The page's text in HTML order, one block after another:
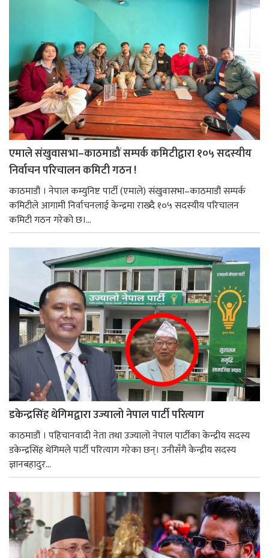
एमाले संखुवासभा–काठमाडौं सम्पर्क कमिटीद्वारा १०५ सदस्यीय
निर्वाचन परिचालन कमिटी गठन !
काठमाडौं । नेपाल कम्युनिष्ट पार्टी (एमाले) संखुवासभा–काठमाडौं सम्पर्क
कमिटीले आगामी निर्वाचनलाई केन्द्रमा राख्दै १०५ सदस्यीय परिचालन
कमिटी गठन गरेको छ।...
डकेन्द्रसिंह थेगिमद्वारा उज्यालो नेपाल पार्टी परित्याग
काठमाडौं । पहिचानवादी नेता तथा उज्यालो नेपाल पार्टीका केन्द्रीय सदस्य
डकेन्द्रसिंह थेगिमले पार्टी परित्याग गरेका छन्। उनीसँगै केन्द्रीय सदस्य
ज्ञानबहादुर...